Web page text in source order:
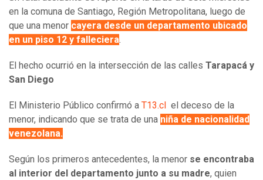
en la comuna de Santiago, Región Metropolitana, luego de
que una menor cayera desde un departamento ubicado
en un piso 12 y falleciera.
El hecho ocurrió en la intersección de las calles Tarapacá y
San Diego
El Ministerio Público confirmó a T13.cl
el deceso de la
menor, indicando que se trata de una niña de nacionalidad
venezolana.
Según los primeros antecedentes, la menor se encontraba
al interior del departamento junto a su madre, quien